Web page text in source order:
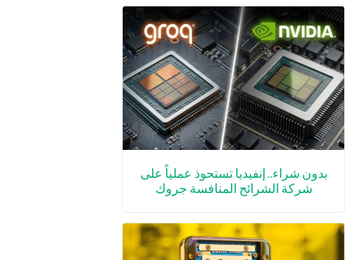
بدون شراء.. إنفيديا تستحوذ عملياً على
شركة الشرائح المنافسة جروك